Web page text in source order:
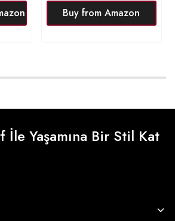
Buy from Amazon
İle Yaşamına Bir Stil Kat